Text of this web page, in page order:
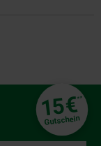
15€**
Gutschein